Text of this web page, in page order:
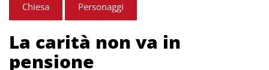
Chiesa Personaggi
La carità non va in
pensione